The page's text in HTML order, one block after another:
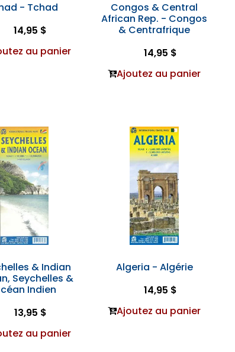
- Tchad
14,95 $
au panier
Congos & Central
African Rep. - Congos
& Centrafrique
14,95 $
Ajoutez au panier
& Indian
Seychelles &
Indien
13,95 $
au panier
Algeria - Algérie
14,95 $
Ajoutez au panier